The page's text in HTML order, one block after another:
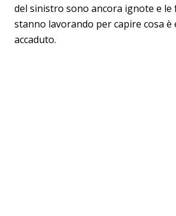
del sinistro sono ancora ignote e le
stanno lavorando per capire cosa
accaduto.